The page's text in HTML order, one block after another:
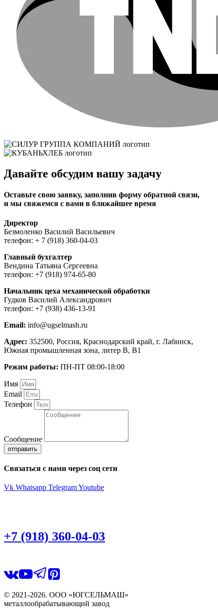
Давайте обсудим вашу задачу
Оставьте свою заявку, заполнив форму обратной связи,
и мы свяжемся с вами в ближайшее время
Директор
Безмоленко Василий Васильевич
телефон: + 7 (918) 360-04-03
Главный бухгалтер
Вендина Татьяна Сергеевна
телефон: +7 (918) 974-65-80
Начальник цеха механической обработки
Гудков Василий Александрович
телефон: +7 (938) 436-13-91
Email: info@ugselmash.ru
Адрес: 352500, Россия, Краснодарский край, г. Лабинск,
Южная промышленная зона, литер В, В1
Режим работы: ПН-ПТ 08:00-18:00
Имя
Email
Телефон
Сообщение
отправить
Связаться с нами через соц сети
Vk Whatsapp TelegramYoutube
+7 (918) 360-04-03
© 2021-2026. ООО «ЮГСЕЛЬМАШ»
металлообрабатывающий завод